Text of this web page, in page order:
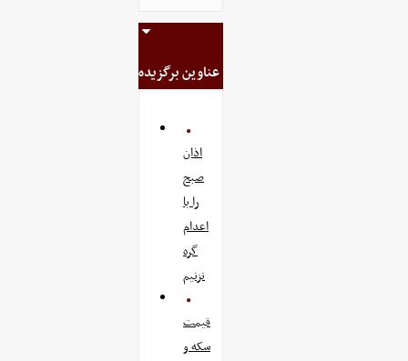
عناوین برگزیده
اذان
صبح
را با
اعدام
گره
نزنیم
قیمت
سکه و